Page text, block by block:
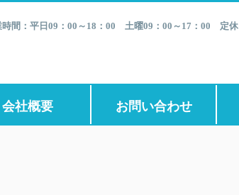
時間：平日09：00～18：00 土曜09：00～17：00 定
会社概要 お問い合わせ